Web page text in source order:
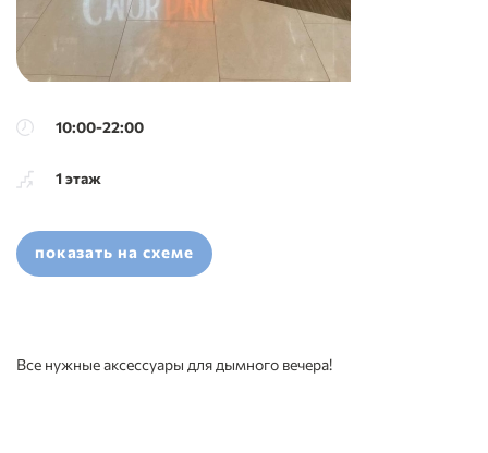
10:00-22:00
1 этаж
показать на схеме
Все нужные аксессуары для дымного вечера!